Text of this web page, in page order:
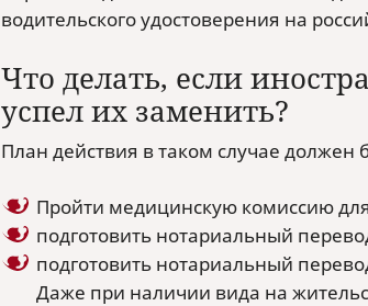
водительского удостоверения на
Что делать, если
успел их заменить?
План действия в таком случае должен
Пройти медицинскую комиссию
подготовить нотариальный
подготовить нотариальный
Даже при наличии вида на